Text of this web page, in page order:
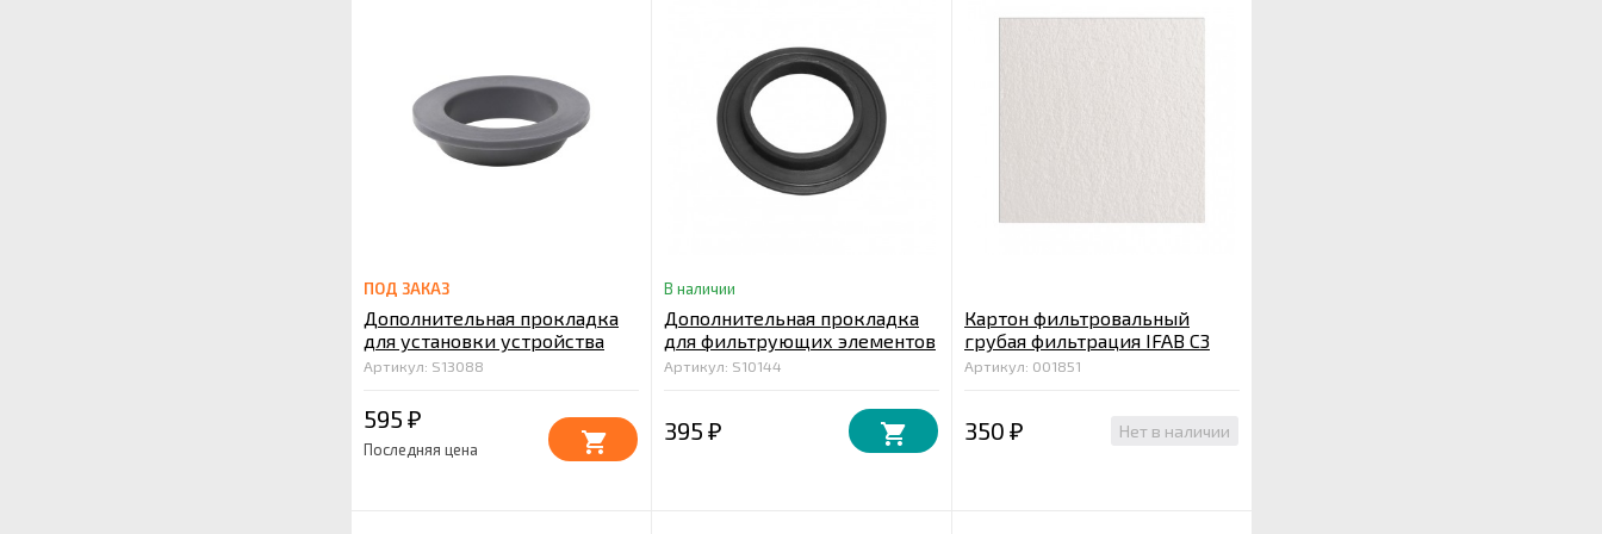
ПОД ЗАКАЗ
Дополнительная прокладка
для установки устройства
вакуумной фильтрации V3.0
Артикул: S13088
595 ₽
Последняя цена
В наличии
Дополнительная прокладка
для фильтрующих элементов
устройства вакуумной
Артикул: S10144
395 ₽
Картон фильтровальный
грубая фильтрация IFAB C3
40*40 см.
Артикул: 001851
350 ₽ Нет в наличии